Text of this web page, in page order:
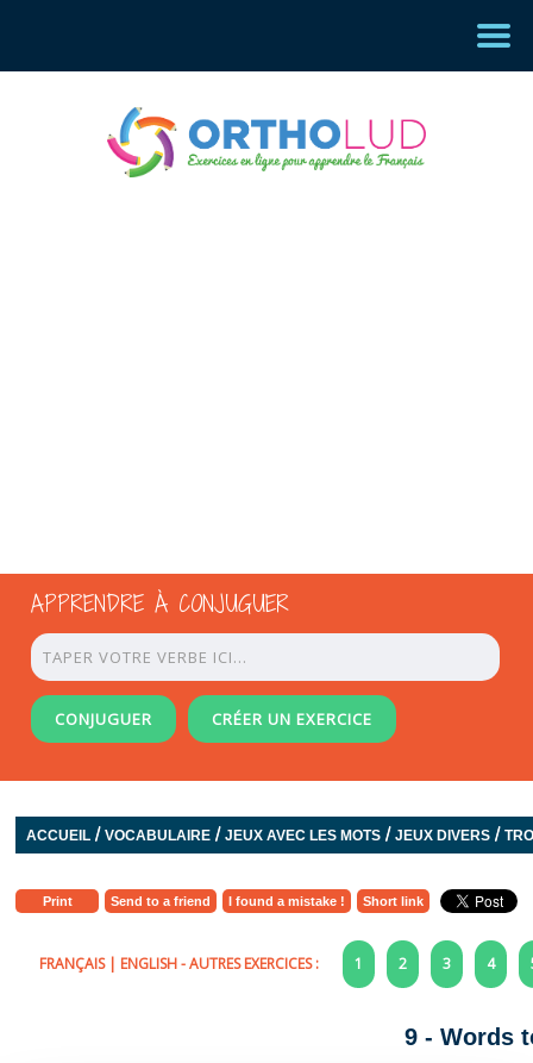
APPRENDRE À CONJUGUER
CONJUGUER CRÉER UN EXERCICE
ACCUEIL/ VOCABULAIRE/ JEUX AVEC LES MOTS/ JEUX DIVERS/
Print Send to a friend I found a mistake ! Short link
FRANÇAIS| ENGLISH- AUTRES EXERCICES : 1 2 3 4
9 - Words